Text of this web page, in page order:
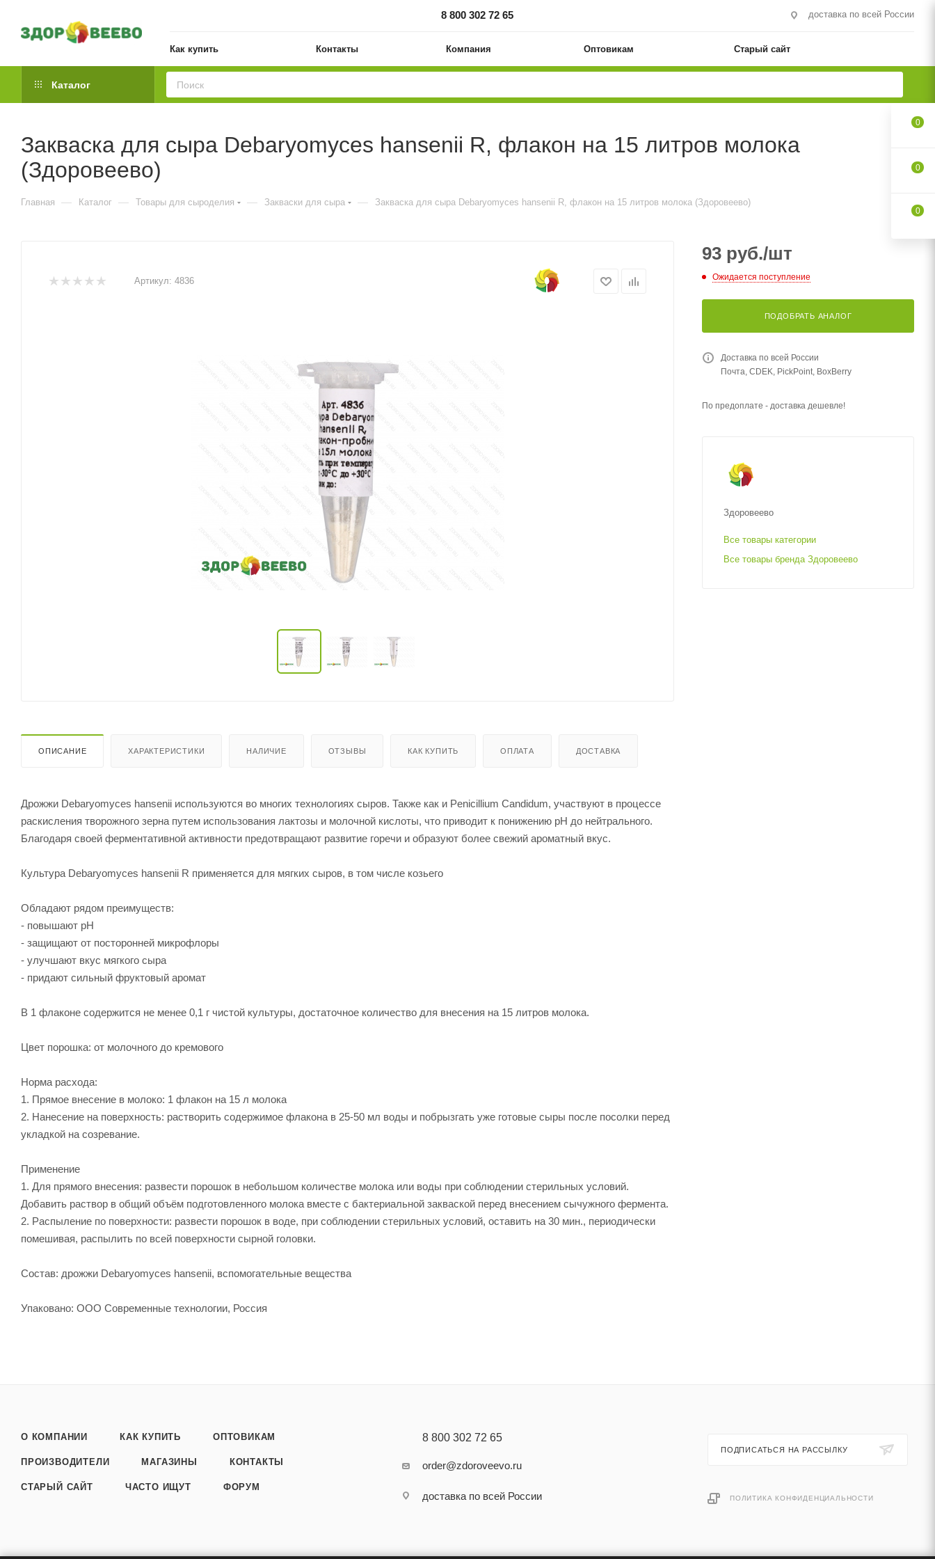
8 800 302 72 65 доставка по всей России
Как купить Контакты Компания Оптовикам Старый сайт
Каталог
Закваска для сыра Debaryomyces hansenii R, флакон на 15 литров молока
(Здоровеево)
Главная — Каталог — Товары для сыроделия — Закваски для сыра — Закваска для сыра Debaryomyces hansenii R, флакон на 15 литров молока (Здоровеево)
Артикул: 4836
ОПИСАНИЕ ХАРАКТЕРИСТИКИ НАЛИЧИЕ ОТЗЫВЫ КАК КУПИТЬ ОПЛАТА ДОСТАВКА
Дрожжи Debaryomyces hansenii используются во многих технологиях сыров. Также как и Penicillium Candidum, участвуют в процессе
раскисления творожного зерна путем использования лактозы и молочной кислоты, что приводит к понижению pH до нейтрального.
Благодаря своей ферментативной активности предотвращают развитие горечи и образуют более свежий ароматный вкус.
Культура Debaryomyces hansenii R применяется для мягких сыров, в том числе козьего
Обладают рядом преимуществ:
- повышают pH
- защищают от посторонней микрофлоры
- улучшают вкус мягкого сыра
- придают сильный фруктовый аромат
В 1 флаконе содержится не менее 0,1 г чистой культуры, достаточное количество для внесения на 15 литров молока.
Цвет порошка: от молочного до кремового
Норма расхода:
1. Прямое внесение в молоко: 1 флакон на 15 л молока
2. Нанесение на поверхность: растворить содержимое флакона в 25-50 мл воды и побрызгать уже готовые сыры после посолки перед
укладкой на созревание.
Применение
1. Для прямого внесения: развести порошок в небольшом количестве молока или воды при соблюдении стерильных условий.
Добавить раствор в общий объём подготовленного молока вместе с бактериальной закваской перед внесением сычужного фермента.
2. Распыление по поверхности: развести порошок в воде, при соблюдении стерильных условий, оставить на 30 мин., периодически
помешивая, распылить по всей поверхности сырной головки.
Состав: дрожжи Debaryomyces hansenii, вспомогательные вещества
Упаковано: ООО Современные технологии, Россия
93 руб./шт
Ожидается поступление
ПОДОБРАТЬ АНАЛОГ
Доставка по всей России
Почта, CDEK, PickPoint, BoxBerry
По предоплате - доставка дешевле!
Здоровеево
Все товары категории
Все товары бренда Здоровеево
О КОМПАНИИ КАК КУПИТЬ ОПТОВИКАМ
ПРОИЗВОДИТЕЛИ МАГАЗИНЫ КОНТАКТЫ
СТАРЫЙ САЙТ ЧАСТО ИЩУТ ФОРУМ
8 800 302 72 65
order@zdoroveevo.ru
доставка по всей России
ПОДПИСАТЬСЯ НА РАССЫЛКУ
ПОЛИТИКА КОНФИДЕНЦИАЛЬНОСТИ
0
0
0